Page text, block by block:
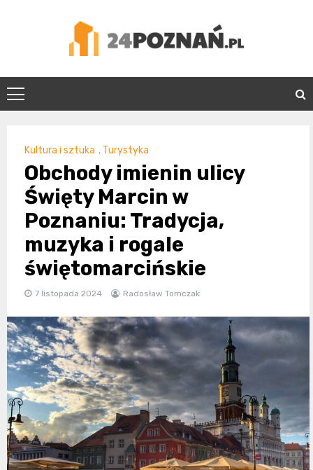
24Poznań.pl
Kultura i sztuka , Turystyka
Obchody imienin ulicy
Święty Marcin w
Poznaniu: Tradycja,
muzyka i rogale
świętomarcińskie
7 listopada 2024 Radosław Tomczak